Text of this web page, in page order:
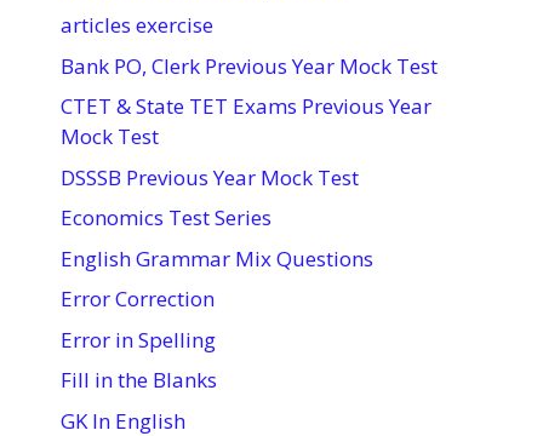
articles exercise
Bank PO, Clerk Previous Year Mock Test
CTET & State TET Exams Previous Year
Mock Test
DSSSB Previous Year Mock Test
Economics Test Series
English Grammar Mix Questions
Error Correction
Error in Spelling
Fill in the Blanks
GK In English